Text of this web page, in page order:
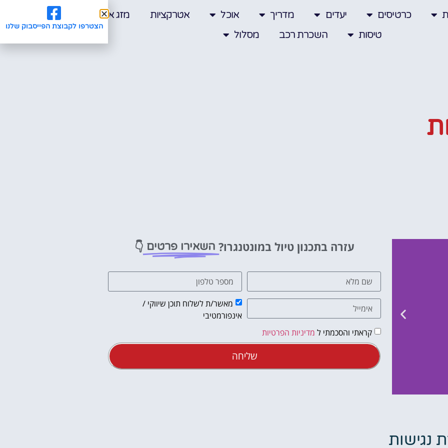
כרטיסים יעדים מדריך אוכל אטרקציות
מזג אוויר
טיסות
השכרת רכב מסלול
עזרה בתכנון טיול במונטנגרו? השאירו פרטים 👇
מאשר/ת לשלוח תוכן שיווקי /
אינפורמטיבי
קראתי והסכמתי ל מדיניות הפרטיות
שליחה
נגישות
הצטרפו לקבוצת הפייסבוק שלנו